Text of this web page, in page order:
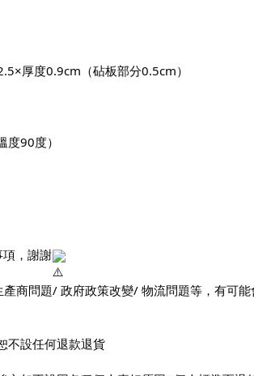
厚度0.9cm（砧板部分0.5cm）
90度）
，謝謝
商問題/ 政府政策改變/ 物流問題等，有可
不設任何退款退貨